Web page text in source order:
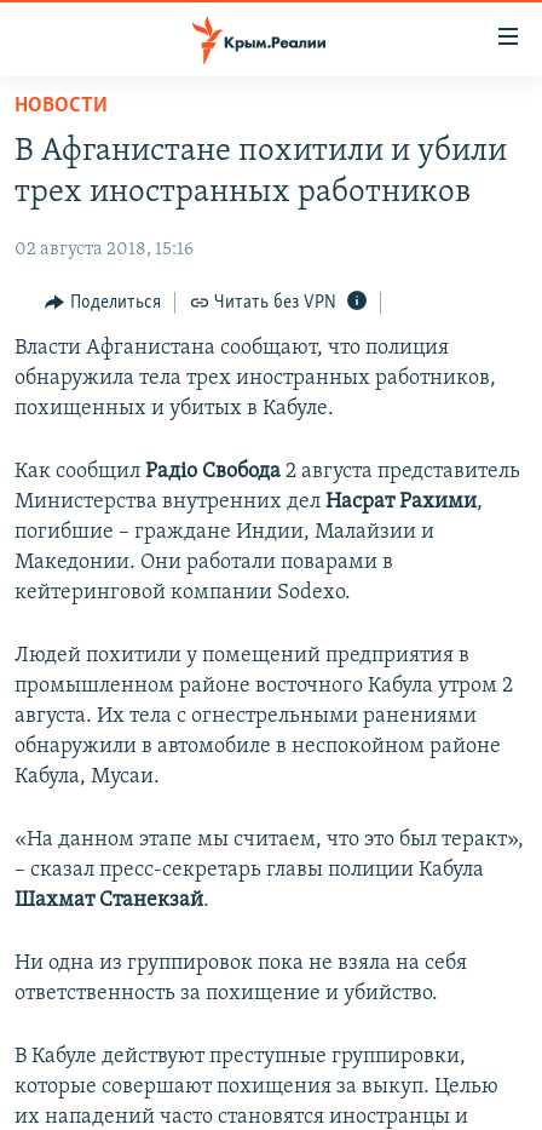
Вернуться
основному
содержанию
Вернутся
навигации
Вернутся
поиску
НОВОСТИ
СПЕЦПРОЕКТЫ
КАРТА ВОЕННЫХ ОБЪЕКТОВ КРЫМА
11 ЛЕТ ОККУПАЦИИ КРЫМА. 11 ИСТОРИЙ СОПРОТИВЛЕНИЯ
ВОДА
ИСТОРИЯ
ЕЩЕ
ИНТЕРАКТИВ
ИНФОГРАФИКА
СОВЕТЫ ПРАВОЗАЩИТНИКОВ
ПРОПАВШИЕ БЕЗ ВЕСТИ
ПОБЕДИТЕЛЕЙ НЕ СУДЯТ?
КРЫМ.НЕПОКОРЕННЫЙ
ELIFBE
УКРАИНСКАЯ ПРОБЛЕМА КРЫМА
РАДІО СВОБОДА
КАК ОБОЙТИ БЛОКИРОВКУ
Українською
Qırımtatar
ПРИСОЕДИНЯЙТЕСЬ!
Все сайты RFE/RL
НОВОСТИ
В Афганистане похитили и убили
трех иностранных работников
02 августа 2018, 15:16
Поделиться Читать без VPN
Власти Афганистана сообщают, что полиция
обнаружила тела трех иностранных работников,
похищенных и убитых в Кабуле.
Как сообщил Радіо Свобода 2 августа представитель
Министерства внутренних дел Насрат Рахими,
погибшие – граждане Индии, Малайзии и
Македонии. Они работали поварами в
кейтеринговой компании Sodexo.
Людей похитили у помещений предприятия в
промышленном районе восточного Кабула утром 2
августа. Их тела с огнестрельными ранениями
обнаружили в автомобиле в неспокойном районе
Кабула, Мусаи.
«На данном этапе мы считаем, что это был теракт»,
– сказал пресс-секретарь главы полиции Кабула
Шахмат Станекзай.
Ни одна из группировок пока не взяла на себя
ответственность за похищение и убийство.
В Кабуле действуют преступные группировки,
которые совершают похищения за выкуп. Целью
их нападений часто становятся иностранцы и